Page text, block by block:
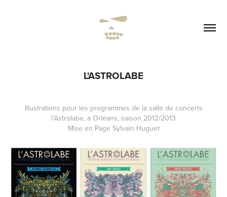
L'ASTROLABE
Illustrations pour les programmes de la salle de concerts
l’Astrolabe, à Orléans, saison 2012/2013
Mise en Page Sylvain Huguet